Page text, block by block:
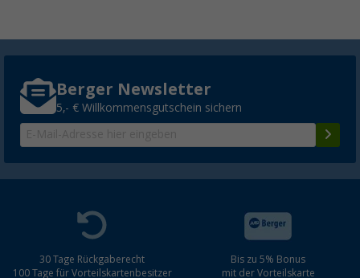
Berger Newsletter
5,- € Willkommensgutschein sichern
30 Tage Rückgaberecht
100 Tage für Vorteilskartenbesitzer
Bis zu 5% Bonus
mit der Vorteilskarte